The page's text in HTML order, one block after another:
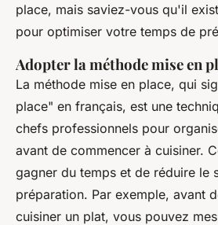
place, mais saviez-vous qu'il
pour optimiser votre temps de
Adopter la méthode mise en
La méthode mise en place, qui
place" en français, est une
chefs professionnels pour
avant de commencer à cuisiner.
gagner du temps et de réduire le
préparation. Par exemple, avant
cuisiner un plat, vous pouvez